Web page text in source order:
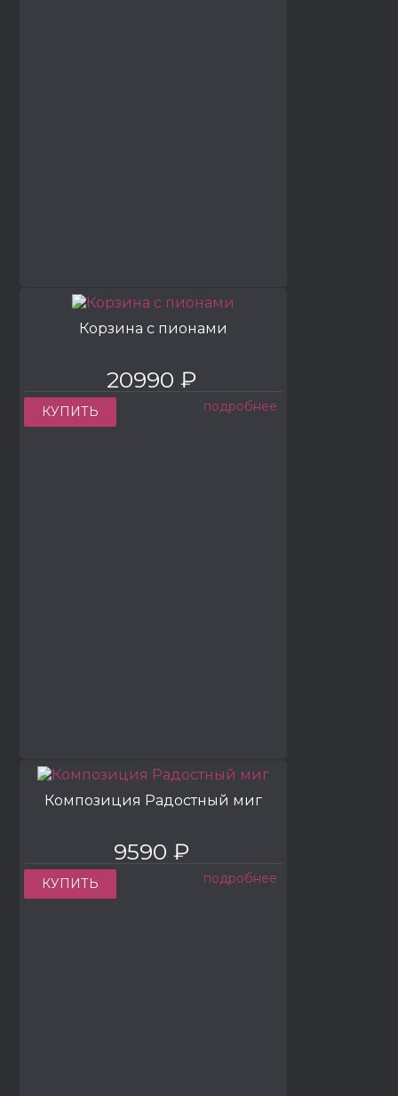
Корзина с пионами
20990 ₽
КУПИТЬ подробнее
Композиция Радостный миг
9590 ₽
КУПИТЬ подробнее